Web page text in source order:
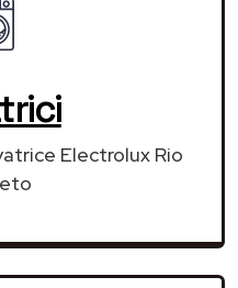
Electrolux Rio